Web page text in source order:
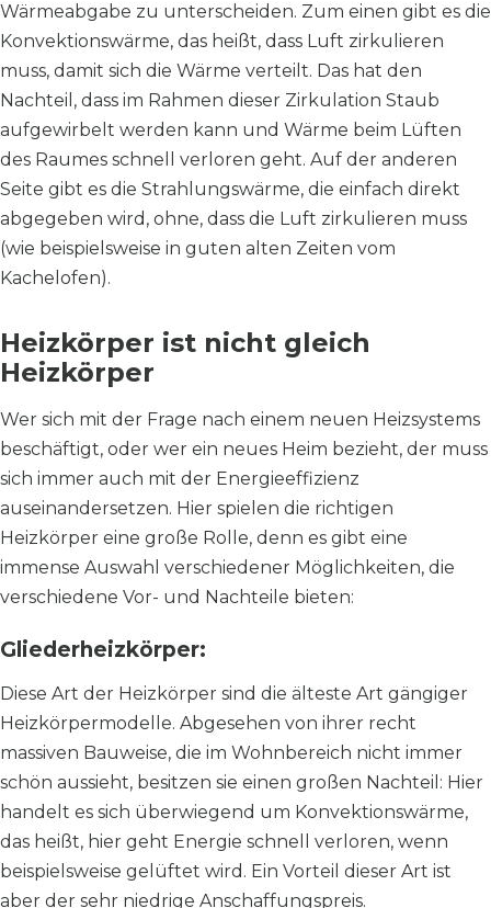
Wärmeabgabe zu unterscheiden. Zum einen gibt es die
Konvektionswärme, das heißt, dass Luft zirkulieren
muss, damit sich die Wärme verteilt. Das hat den
Nachteil, dass im Rahmen dieser Zirkulation Staub
aufgewirbelt werden kann und Wärme beim Lüften
des Raumes schnell verloren geht. Auf der anderen
Seite gibt es die Strahlungswärme, die einfach direkt
abgegeben wird, ohne, dass die Luft zirkulieren muss
(wie beispielsweise in guten alten Zeiten vom
Kachelofen).
Heizkörper ist nicht gleich
Heizkörper
Wer sich mit der Frage nach einem neuen Heizsystems
beschäftigt, oder wer ein neues Heim bezieht, der muss
sich immer auch mit der Energieeffizienz
auseinandersetzen. Hier spielen die richtigen
Heizkörper eine große Rolle, denn es gibt eine
immense Auswahl verschiedener Möglichkeiten, die
verschiedene Vor- und Nachteile bieten:
Gliederheizkörper:
Diese Art der Heizkörper sind die älteste Art gängiger
Heizkörpermodelle. Abgesehen von ihrer recht
massiven Bauweise, die im Wohnbereich nicht immer
schön aussieht, besitzen sie einen großen Nachteil: Hier
handelt es sich überwiegend um Konvektionswärme,
das heißt, hier geht Energie schnell verloren, wenn
beispielsweise gelüftet wird. Ein Vorteil dieser Art ist
aber der sehr niedrige Anschaffungspreis.